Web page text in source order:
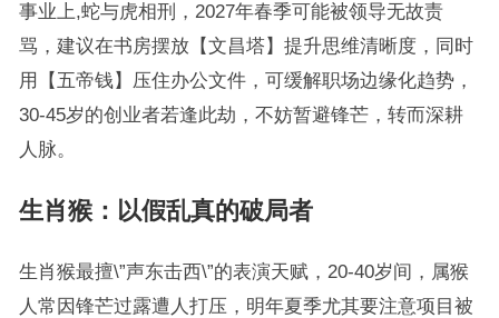
事业上,蛇与虎相刑，2027年春季可能被领导无故责
骂，建议在书房摆放【文昌塔】提升思维清晰度，同时
用【五帝钱】压住办公文件，可缓解职场边缘化趋势，
30-45岁的创业者若逢此劫，不妨暂避锋芒，转而深耕
人脉。
生肖猴：以假乱真的破局者
生肖猴最擅\”声东击西\”的表演天赋，20-40岁间，属猴
人常因锋芒过露遭人打压，明年夏季尤其要注意项目被